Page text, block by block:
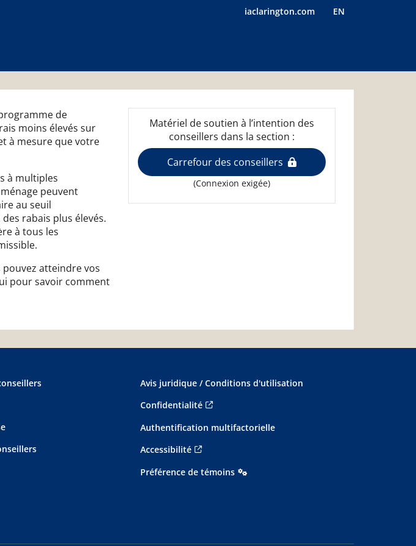
iaclarington.com EN
Matériel de soutien à l’intention des
conseillers dans la section :
Carrefour des conseillers
(Connexion exigée)
de
moins élevés sur
à mesure que votre
à multiples
peuvent
au seuil
rabais plus élevés.
à tous les
atteindre vos
pour savoir comment
Avis juridique / Conditions d'utilisation
Confidentialité
Authentification multifactorielle
Accessibilité
Préférence de témoins